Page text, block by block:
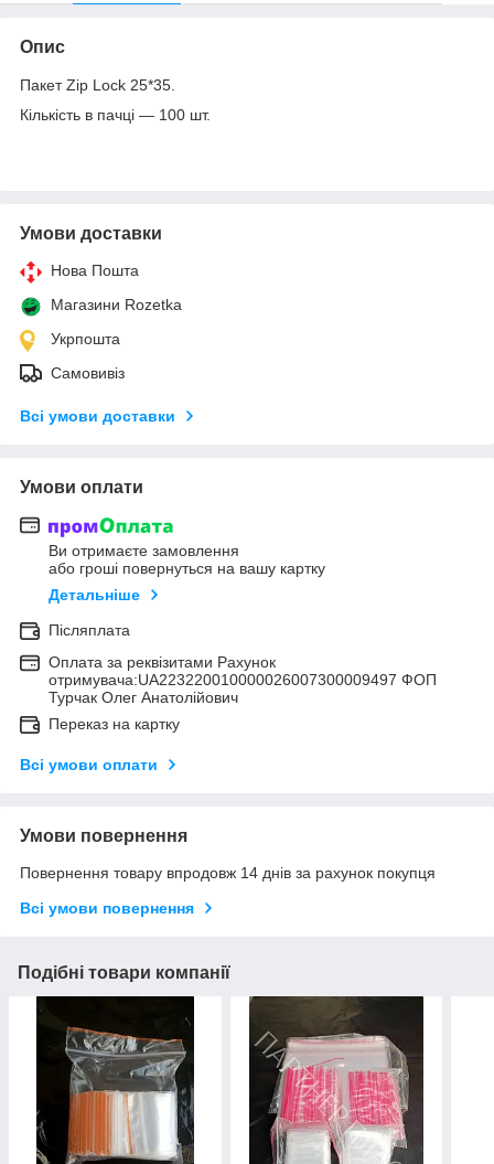
Опис
Пакет Zip Lock 25*35.
Кількість в пачці — 100 шт.
Умови доставки
Нова Пошта
Магазини Rozetka
Укрпошта
Самовивіз
Всі умови доставки
Умови оплати
Ви отримаєте замовлення
або гроші повернуться на вашу картку
Детальніше
Післяплата
Оплата за реквізитами Рахунок
отримувача:UA223220010000026007300009497 ФОП
Турчак Олег Анатолійович
Переказ на картку
Всі умови оплати
Умови повернення
Повернення товару впродовж 14 днів за рахунок покупця
Всі умови повернення
Подібні товари компанії